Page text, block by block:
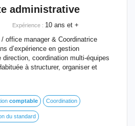
administrative
Expérience : 10 ans et +
office manager & Coordinatrice
d’expérience en gestion
coordination multi-équipes
à structurer, organiser et
comptable Coordination
du standard